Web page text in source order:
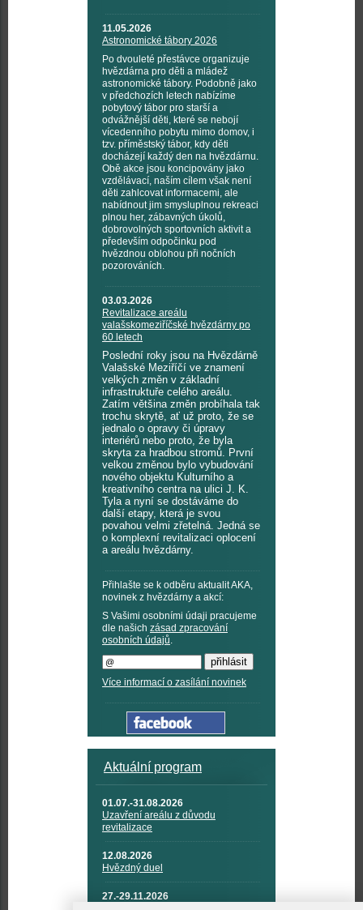
11.05.2026
Astronomické tábory 2026
Po dvouleté přestávce organizuje
hvězdárna pro děti a mládež
astronomické tábory. Podobně jako
v předchozích letech nabízíme
pobytový tábor pro starší a
odvážnější děti, které se nebojí
vícedenního pobytu mimo domov, i
tzv. příměstský tábor, kdy děti
docházejí každý den na hvězdárnu.
Obě akce jsou koncipovány jako
vzdělávací, naším cílem však není
děti zahlcovat informacemi, ale
nabídnout jim smysluplnou rekreaci
plnou her, zábavných úkolů,
dobrovolných sportovních aktivit a
především odpočinku pod
hvězdnou oblohou při nočních
pozorováních.
03.03.2026
Revitalizace areálu
valašskomeziříčské hvězdárny po
60 letech
Poslední roky jsou na Hvězdárně
Valašské Meziříčí ve znamení
velkých změn v základní
infrastruktuře celého areálu.
Zatím většina změn probíhala tak
trochu skrytě, ať už proto, že se
jednalo o opravy či úpravy
interiérů nebo proto, že byla
skryta za hradbou stromů. První
velkou změnou bylo vybudování
nového objektu Kulturního a
kreativního centra na ulici J. K.
Tyla a nyní se dostáváme do
další etapy, která je svou
povahou velmi zřetelná. Jedná se
o komplexní revitalizaci oplocení
a areálu hvězdárny.
Přihlašte se k odběru aktualit AKA,
novinek z hvězdárny a akcí:
S Vašimi osobními údaji pracujeme
dle našich zásad zpracování
osobních údajů.
Více informací o zasílání novinek
Aktuální program
01.07.-31.08.2026
Uzavření areálu z důvodu
revitalizace
12.08.2026
Hvězdný duel
27.-29.11.2026